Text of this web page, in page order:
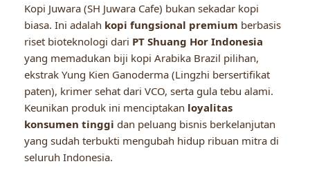
Kopi Juwara (SH Juwara Cafe) bukan sekadar kopi
biasa. Ini adalah kopi fungsional premium berbasis
riset bioteknologi dari PT Shuang Hor Indonesia
yang memadukan biji kopi Arabika Brazil pilihan,
ekstrak Yung Kien Ganoderma (Lingzhi bersertifikat
paten), krimer sehat dari VCO, serta gula tebu alami.
Keunikan produk ini menciptakan loyalitas
konsumen tinggi dan peluang bisnis berkelanjutan
yang sudah terbukti mengubah hidup ribuan mitra di
seluruh Indonesia.